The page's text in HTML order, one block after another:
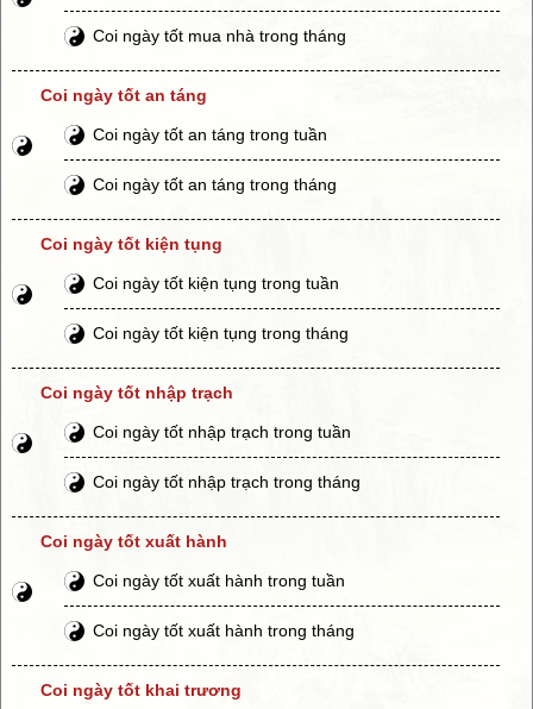
Coi ngày tốt mua nhà trong tháng
Coi ngày tốt an táng
Coi ngày tốt an táng trong tuần
Coi ngày tốt an táng trong tháng
Coi ngày tốt kiện tụng
Coi ngày tốt kiện tụng trong tuần
Coi ngày tốt kiện tụng trong tháng
Coi ngày tốt nhập trạch
Coi ngày tốt nhập trạch trong tuần
Coi ngày tốt nhập trạch trong tháng
Coi ngày tốt xuất hành
Coi ngày tốt xuất hành trong tuần
Coi ngày tốt xuất hành trong tháng
Coi ngày tốt khai trương